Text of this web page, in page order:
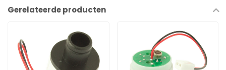
Gerelateerde producten